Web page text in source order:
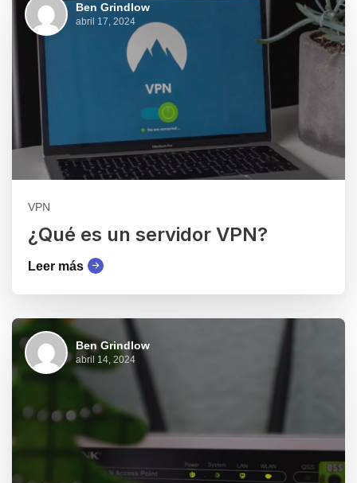
Ben Grindlow
abril 17, 2024
VPN
¿Qué es un servidor VPN?
Leer más
Ben Grindlow
abril 14, 2024